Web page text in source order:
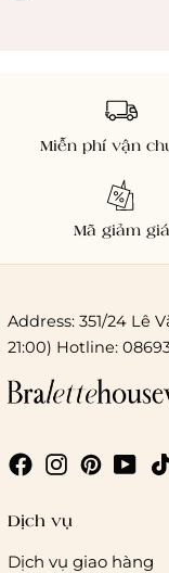
Chi phí giao
Giao hàng trong
Miễn phí vận
Mã giảm giá
Address: 351/24 Lê
21:00) Hotline:
Dịch vụ
Dịch vụ giao hàng